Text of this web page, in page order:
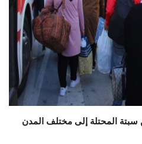
سبتة المحتلة إلى مختلف المدن